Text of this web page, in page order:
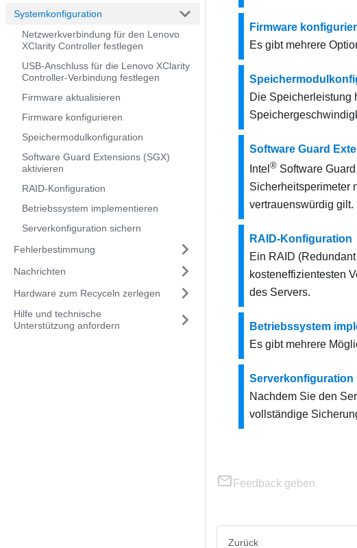
Systemkonfiguration
Netzwerkverbindung für den Lenovo
XClarity Controller festlegen
USB-Anschluss für die Lenovo XClarity
Controller-Verbindung festlegen
Firmware aktualisieren
Firmware konfigurieren
Speichermodulkonfiguration
Software Guard Extensions (SGX)
aktivieren
RAID-Konfiguration
Betriebssystem implementieren
Serverkonfiguration sichern
Fehlerbestimmung
Nachrichten
Hardware zum Recyceln zerlegen
Hilfe und technische
Unterstützung anfordern
Firmware
Es gibt mehrere
Die Speicherleistung
Software Guard
Intel ® Software
Sicherheitsperimeter
vertrauenswürdig gilt.
RAID-Konfiguration
Ein RAID
kosteneffizientesten
des Servers.
Betriebssystem
Es gibt mehrere
Serverkonfiguration
Nachdem Sie den
vollständige
Feedback geben
Zurück